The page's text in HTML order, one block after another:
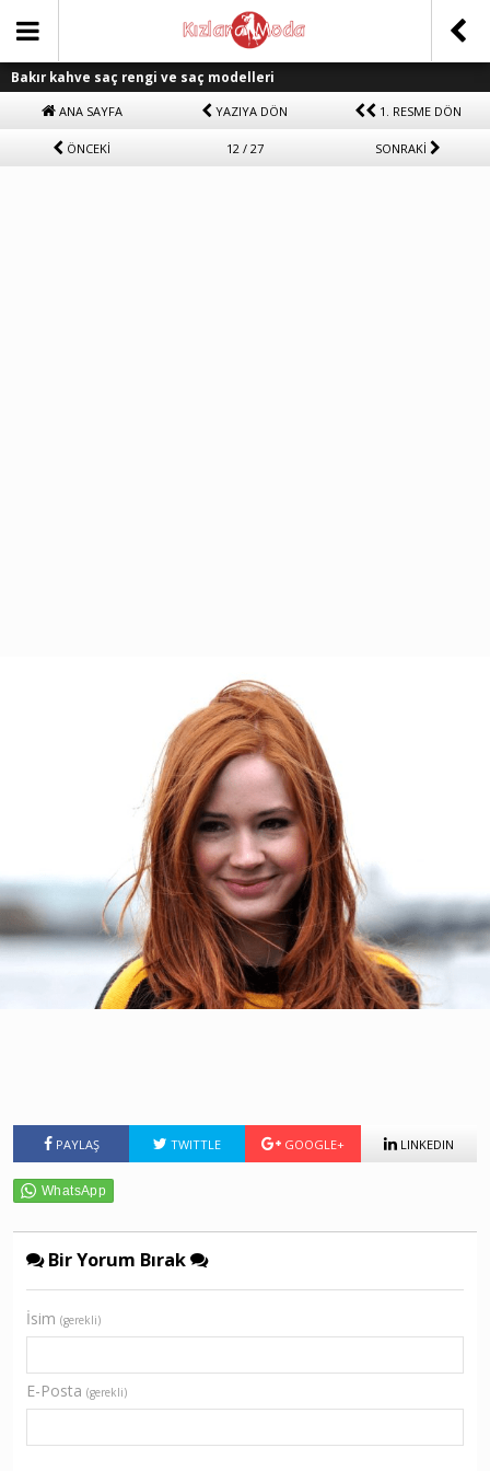
Bakır kahve saç rengi ve saç modelleri
ANA SAYFA YAZIYA DÖN 1. RESME DÖN
ÖNCEKİ 12 / 27 SONRAKİ
PAYLAŞ TWITTLE GOOGLE+ LINKEDIN
Bir Yorum Bırak
İsim (gerekli)
E-Posta (gerekli)